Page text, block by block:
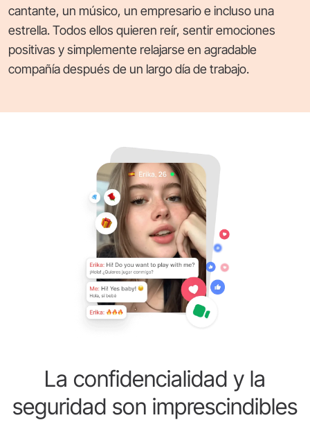
cantante, un músico, un empresario e incluso una
estrella. Todos ellos quieren reír, sentir emociones
positivas y simplemente relajarse en agradable
compañía después de un largo día de trabajo.
La confidencialidad y la
seguridad son imprescindibles